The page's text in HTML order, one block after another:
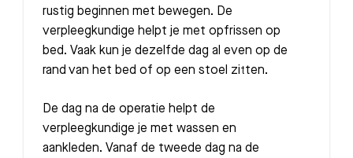
rustig beginnen met bewegen. De
verpleegkundige helpt je met opfrissen op
bed. Vaak kun je dezelfde dag al even op de
rand van het bed of op een stoel zitten.
De dag na de operatie helpt de
verpleegkundige je met wassen en
aankleden. Vanaf de tweede dag na de